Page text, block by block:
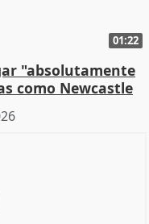
01:22
"absolutamente
como Newcastle